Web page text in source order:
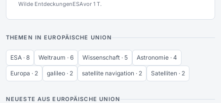
Wilde EntdeckungenESAvor 1 T.
THEMEN IN EUROPÄISCHE UNION
ESA · 8 Weltraum · 6 Wissenschaft · 5 Astronomie · 4
Europa · 2 galileo · 2 satellite navigation · 2 Satelliten · 2
NEUESTE AUS EUROPÄISCHE UNION